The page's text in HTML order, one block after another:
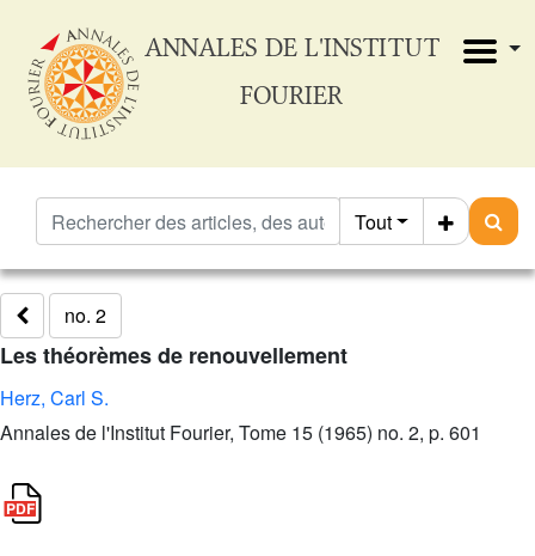
ANNALES DE L'INSTITUT
FOURIER
Tout
no. 2
Les théorèmes de renouvellement
Herz, Carl S.
Annales de l'Institut Fourier, Tome 15 (1965) no. 2, p. 601